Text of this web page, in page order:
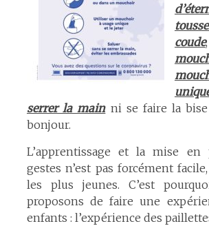
coude
serrer la mainni se faire la
bonjour.
L’apprentissage et la mise en
gestes n’est pas forcément
les plus jeunes. C’est
proposons de faire une
enfants : l’expérience des